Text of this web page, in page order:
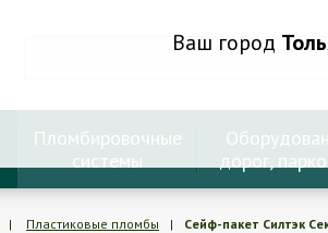
Ваш город
Пломбировочные
системы
дорог,
| Пластиковые пломбы | Сейф-пакет Силтэк